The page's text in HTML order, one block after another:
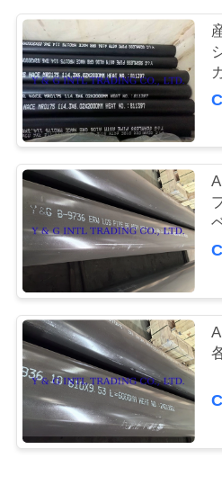
品
質
管
理
私
達
に
連
絡
し
な